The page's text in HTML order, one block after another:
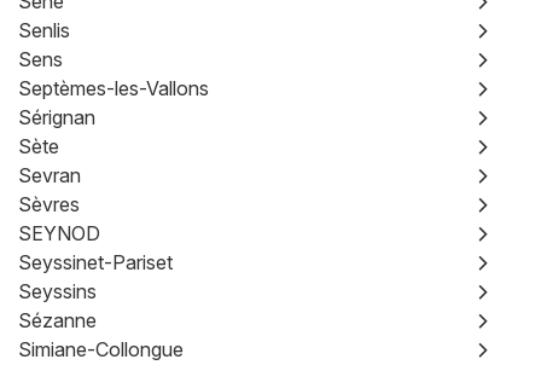
Senlis
Sens
Septèmes-les-Vallons
Sérignan
Sète
Sevran
Sèvres
SEYNOD
Seyssinet-Pariset
Seyssins
Sézanne
Simiane-Collongue